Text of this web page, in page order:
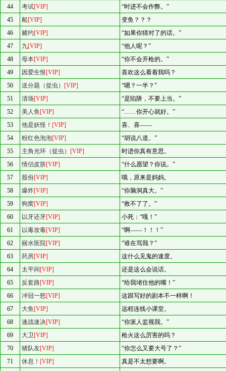
44
考试[VIP]
“时进不会作弊。”
45
船[VIP]
变鱼？？？
46
赌约[VIP]
“如果你猜对了的话。”
47
九[VIP]
“他人呢？”
48
母本[VIP]
“你不会开枪的。”
49
因爱生恨[VIP]
喜欢这么看着我吗？
50
送分题（捉虫） [VIP]
“嗯？一半？”
51
清场[VIP]
“是陷阱，不要上当。”
52
美人鱼 [VIP]
“……你开心就好。”
53
他是妖怪！ [VIP]
喜、喜——
54
粉红色泡泡[VIP]
“胡说八道。”
55
主角光环（捉虫） [VIP]
时进你真有意思。
56
情侣皮肤[VIP]
“什么愿望？你说。”
57
股份[VIP]
哦，原来是妈妈。
58
爆炸[VIP]
“你脑洞真大。”
59
狗窝[VIP]
“救不了了。”
60
以牙还牙[VIP]
小死：“嘎！”
61
以毒攻毒[VIP]
“啊——！！！”
62
丽水医院[VIP]
“谁在骂我？”
63
药房[VIP]
这什么见鬼的速度。
64
太平间 [VIP]
还是这么会说话。
65
反套路[VIP]
“给我堵住他的嘴！”
66
冲冠一怒[VIP]
这跟写好的剧本不一样啊！
67
大鱼 [VIP]
远程连线小课堂。
68
速战速决[VIP]
“你派人监视我。”
69
大卫[VIP]
枪火这么厉害的吗？
70
猪队友[VIP]
“你怎么又要大号了？”
71
休息！ [VIP] 真是不太想要啊。